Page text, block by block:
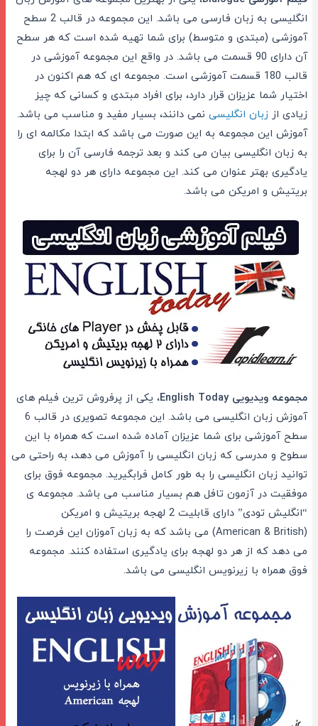
انگلیسی به زبان فارسی می باشد. این مجموعه در قالب 2 سطح
آموزشی (مبتدی و متوسط) برای شما تهیه شده است که هر سطح
آن دارای 90 قسمت می باشد. در واقع این مجموعه آموزشی در
قالب 180 قسمت آموزشی است. مجموعه ای که هم اکنون در
اختیار شما عزیزان قرار دارد، برای افراد مبتدی و کسانی که چیز
زیادی از زبان انگلیسینمی دانند، بسیار مفید و مناسب می باشد.
آموزش این مجموعه به این صورت می باشد که ابتدا مکالمه ای را
به زبان انگلیسی بیان می کند و بعد ترجمه فارسی آن را برای
یادگیری بهتر عنوان می کند. این مجموعه دارای هر دو لهجه
بریتیش و امریکن می باشد.
مجموعه ویدیویی English Today
، یکی از پرفروش ترین فیلم های
آموزش زبان انگلیسی می باشد. این مجموعه تصویری در قالب 6
سطح آموزشی برای شما عزیزان آماده شده است که همراه با این
سطوح و مدرسی که زبان انگلیسی را آموزش می دهد، به راحتی می
توانید زبان انگلیسی را به طور کامل فرابگیرید. مجموعه فوق برای
موفقیت در آزمون تافل هم بسیار مناسب می باشد. مجموعه ی
“انگلیش تودی” دارای قابلیت 2 لهجه بریتیش و امریکن
(American & British) می باشد که به زبان آموزان این فرصت را
می دهد که از هر دو لهجه برای یادگیری استفاده کنند. مجموعه
فوق همراه با زیرنویس انگلیسی می باشد.